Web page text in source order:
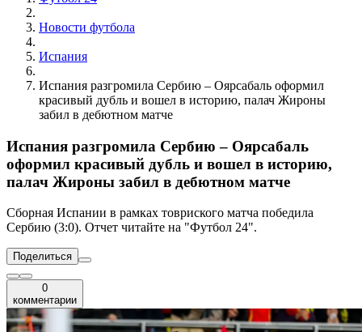
Новости футбола
Испания
Испания разгромила Сербию – Оярсабаль оформил
красивый дубль и вошел в историю, палач Жироны
забил в дебютном матче
Испания разгромила Сербию – Оярсабаль
оформил красивый дубль и вошел в историю,
палач Жироны забил в дебютном матче
Сборная Испании в рамках товриского матча победила
Сербию (3:0). Отчет читайте на "Футбол 24".
Поделиться
0
комментарии